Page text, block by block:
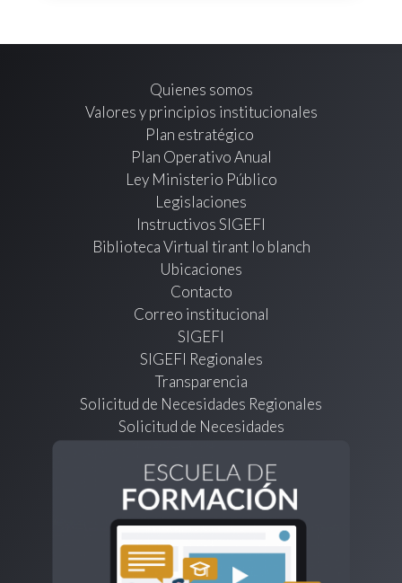
Quienes somos
Valores y principios institucionales
Plan estratégico
Plan Operativo Anual
Ley Ministerio Público
Legislaciones
Instructivos SIGEFI
Biblioteca Virtual tirant lo blanch
Ubicaciones
Contacto
Correo institucional
SIGEFI
SIGEFI Regionales
Transparencia
Solicitud de Necesidades Regionales
Solicitud de Necesidades